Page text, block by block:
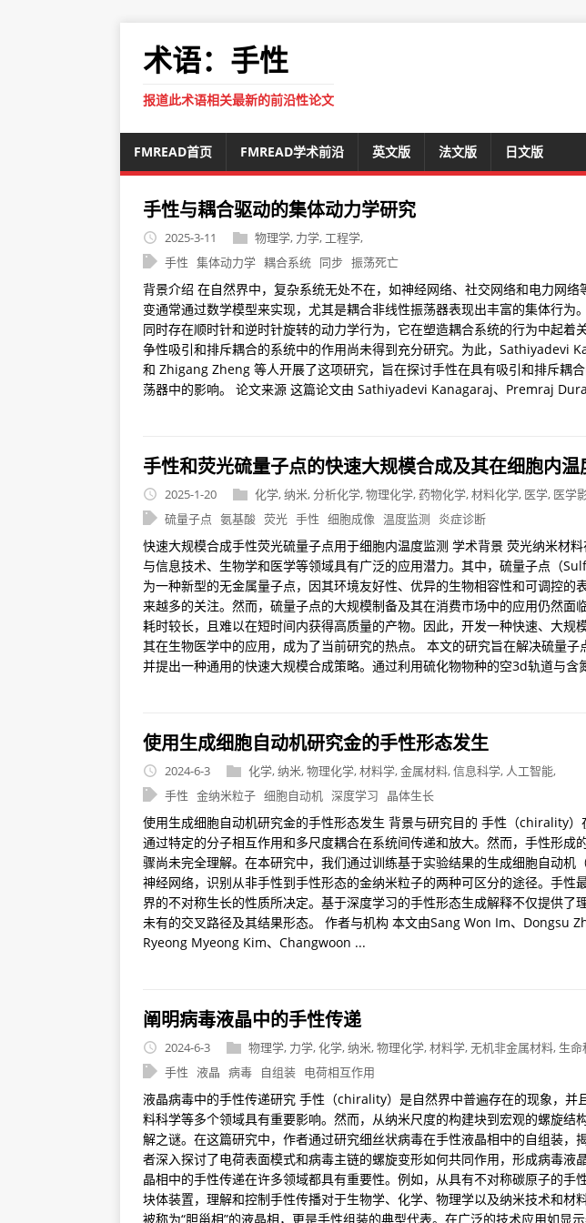
术语：手性
报道此术语相关最新的前沿性论文
FMREAD首页 FMREAD学术前沿 英文版 法文版 日文版
手性与耦合驱动的集体动力学研究
2025-3-11 物理学, 力学, 工程学,
手性 集体动力学 耦合系统 同步 振荡死亡
背景介绍 在自然界中，复杂系统无处不在，如神经网络、社交网络和电力网
变通常通过数学模型来实现，尤其是耦合非线性振荡器表现出丰富的集体行
同时存在顺时针和逆时针旋转的动力学行为，它在塑造耦合系统的行为中起着
争性吸引和排斥耦合的系统中的作用尚未得到充分研究。为此，Sathiyadevi
和 Zhigang Zheng 等人开展了这项研究，旨在探讨手性在具有吸引和排斥耦
荡器中的影响。 论文来源 这篇论文由 Sathiyadevi Kanagaraj、Premraj
手性和荧光硫量子点的快速大规模合成及其在细胞内
2025-1-20 化学,纳米,分析化学,物理化学,药物化学,材料化学, 医学, 医学
硫量子点 氨基酸 荧光 手性 细胞成像 温度监测 炎症诊断
快速大规模合成手性荧光硫量子点用于细胞内温度监测 学术背景 荧光纳米材
与信息技术、生物学和医学等领域具有广泛的应用潜力。其中，硫量子点（
为一种新型的无金属量子点，因其环境友好性、优异的生物相容性和可调控的
来越多的关注。然而，硫量子点的大规模制备及其在消费市场中的应用仍然面
耗时较长，且难以在短时间内获得高质量的产物。因此，开发一种快速、大规
其在生物医学中的应用，成为了当前研究的热点。 本文的研究旨在解决硫量子
并提出一种通用的快速大规模合成策略。通过利用硫化物物种的空3d轨道与含
使用生成细胞自动机研究金的手性形态发生
2024-6-3 化学,纳米,物理化学,材料学,金属材料,信息科学, 人工智能,
手性 金纳米粒子 细胞自动机 深度学习 晶体生长
使用生成细胞自动机研究金的手性形态发生 背景与研究目的 手性（chirality
通过特定的分子相互作用和多尺度耦合在系统间传递和放大。然而，手性形成
骤尚未完全理解。在本研究中，我们通过训练基于实验结果的生成细胞自动
神经网络，识别从非手性到手性形态的金纳米粒子的两种可区分的途径。手性
界的不对称生长的性质所决定。基于深度学习的手性形态生成解释不仅提供了
未有的交叉路径及其结果形态。 作者与机构 本文由Sang Won Im、Dongsu
Ryeong Myeong Kim、Changwoon ...
阐明病毒液晶中的手性传递
2024-6-3 物理学, 力学,化学,纳米,物理化学,材料学,无机非金属材料, 生命
手性 液晶 病毒 自组装 电荷相互作用
液晶病毒中的手性传递研究 手性（chirality）是自然界中普遍存在的现象，并
料科学等多个领域具有重要影响。然而，从纳米尺度的构建块到宏观的螺旋结
解之谜。在这篇研究中，作者通过研究细丝状病毒在手性液晶相中的自组装，
者深入探讨了电荷表面模式和病毒主链的螺旋变形如何共同作用，形成病毒液
晶相中的手性传递在许多领域都具有重要性。例如，从具有不对称碳原子的手
块体装置，理解和控制手性传播对于生物学、化学、物理学以及纳米技术和材
被称为“胆甾相”的液晶相，更是手性组装的典型代表。在广泛的技术应用如显